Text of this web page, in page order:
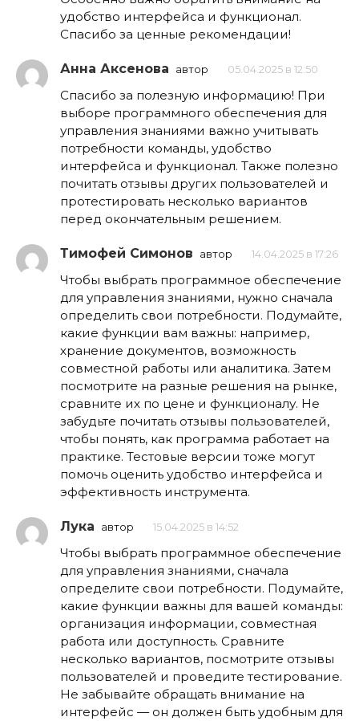
удобство интерфейса и функционал.
Спасибо за ценные рекомендации!
Анна Аксенова автор 05.04.2025 в 12:50
Спасибо за полезную информацию! При
выборе программного обеспечения для
управления знаниями важно учитывать
потребности команды, удобство
интерфейса и функционал. Также полезно
почитать отзывы других пользователей и
протестировать несколько вариантов
перед окончательным решением.
Тимофей Симонов автор 14.04.2025 в 17:26
Чтобы выбрать программное обеспечение
для управления знаниями, нужно сначала
определить свои потребности. Подумайте,
какие функции вам важны: например,
хранение документов, возможность
совместной работы или аналитика. Затем
посмотрите на разные решения на рынке,
сравните их по цене и функционалу. Не
забудьте почитать отзывы пользователей,
чтобы понять, как программа работает на
практике. Тестовые версии тоже могут
помочь оценить удобство интерфейса и
эффективность инструмента.
Лука автор 15.04.2025 в 14:52
Чтобы выбрать программное обеспечение
для управления знаниями, сначала
определите свои потребности. Подумайте,
какие функции важны для вашей команды:
организация информации, совместная
работа или доступность. Сравните
несколько вариантов, посмотрите отзывы
пользователей и проведите тестирование.
Не забывайте обращать внимание на
интерфейс — он должен быть удобным для